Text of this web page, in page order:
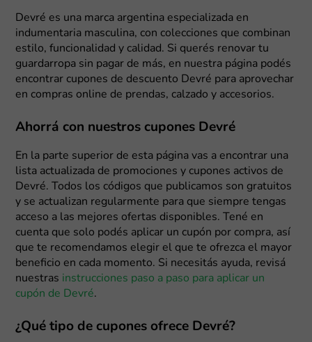
Devré es una marca argentina especializada en
indumentaria masculina, con colecciones que combinan
estilo, funcionalidad y calidad. Si querés renovar tu
guardarropa sin pagar de más, en nuestra página podés
encontrar cupones de descuento Devré para aprovechar
en compras online de prendas, calzado y accesorios.
Ahorrá con nuestros cupones Devré
En la parte superior de esta página vas a encontrar una
lista actualizada de promociones y cupones activos de
Devré. Todos los códigos que publicamos son gratuitos
y se actualizan regularmente para que siempre tengas
acceso a las mejores ofertas disponibles. Tené en
cuenta que solo podés aplicar un cupón por compra, así
que te recomendamos elegir el que te ofrezca el mayor
beneficio en cada momento. Si necesitás ayuda, revisá
nuestras instrucciones paso a paso para aplicar un
cupón de Devré.
¿Qué tipo de cupones ofrece Devré?